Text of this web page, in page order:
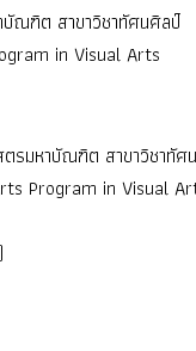
ณฑิต สาขาวิชาทัศนศิลป์
in Visual Arts
รมหาบัณฑิต สาขาวิชาทัศ
Program in Visual